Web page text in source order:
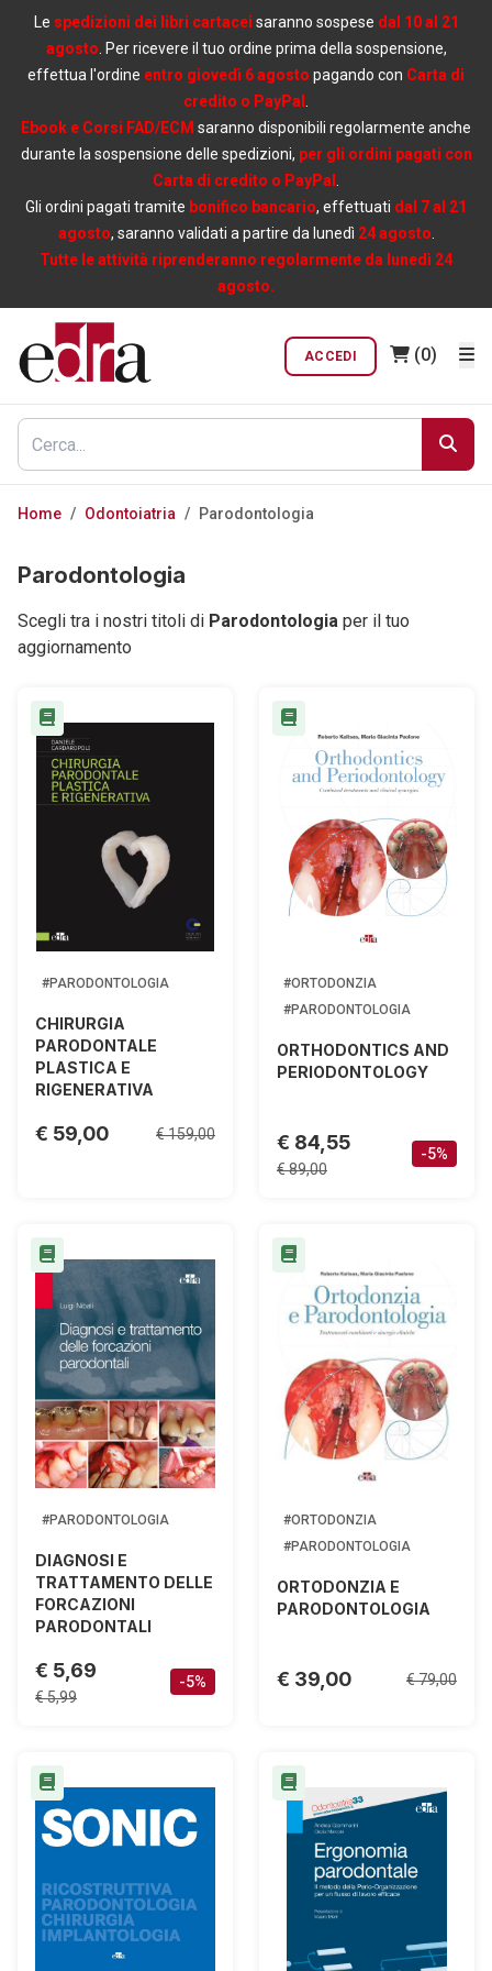
Le spedizioni dei libri cartacei saranno sospese dal 10 al 21
agosto . Per ricevere il tuo ordine prima della sospensione,
effettua l'ordine entro giovedì 6 agosto pagando con Carta di
credito o PayPal
Ebook e Corsi FAD/ECM saranno disponibili regolarmente anche
durante la sospensione delle spedizioni, per gli ordini pagati con
Carta di credito o PayPal
Gli ordini pagati tramite bonifico bancario, effettuati dal 7 al 21
agosto, saranno validati a partire da lunedì 24 agosto
Tutte le attività riprenderanno regolarmente da lunedì 24
agosto.
ACCEDI (0)
Home / Odontoiatria / Parodontologia
Parodontologia
Scegli tra i nostri titoli di Parodontologia per il tuo
aggiornamento
#PARODONTOLOGIA
CHIRURGIA
PARODONTALE
PLASTICA E
RIGENERATIVA
€ 59,00 € 159,00
#ORTODONZIA
#PARODONTOLOGIA
ORTHODONTICS AND
PERIODONTOLOGY
€ 84,55
€ 89,00
-5%
#PARODONTOLOGIA
DIAGNOSI E
TRATTAMENTO DELLE
FORCAZIONI
PARODONTALI
€ 5,69
€ 5,99
-5%
#ORTODONZIA
#PARODONTOLOGIA
ORTODONZIA E
PARODONTOLOGIA
€ 39,00 € 79,00